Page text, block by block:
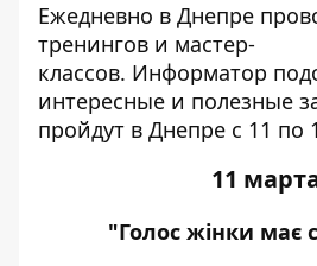
Ежедневно в Днепре
тренингов и мастер-
классов. Информатор
интересные и полезные
пройдут в Днепре с 11 по
11
"Голос жінки має